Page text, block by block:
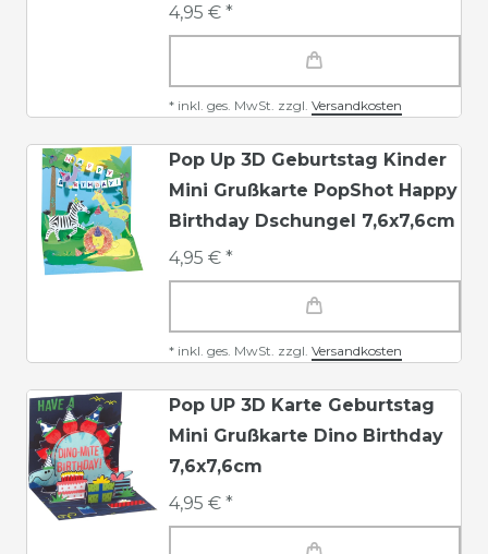
4,95 € *
* inkl. ges. MwSt. zzgl. Versandkosten
Pop Up 3D Geburtstag Kinder
Mini Grußkarte PopShot Happy
Birthday Dschungel 7,6x7,6cm
4,95 € *
* inkl. ges. MwSt. zzgl. Versandkosten
Pop UP 3D Karte Geburtstag
Mini Grußkarte Dino Birthday
7,6x7,6cm
4,95 € *